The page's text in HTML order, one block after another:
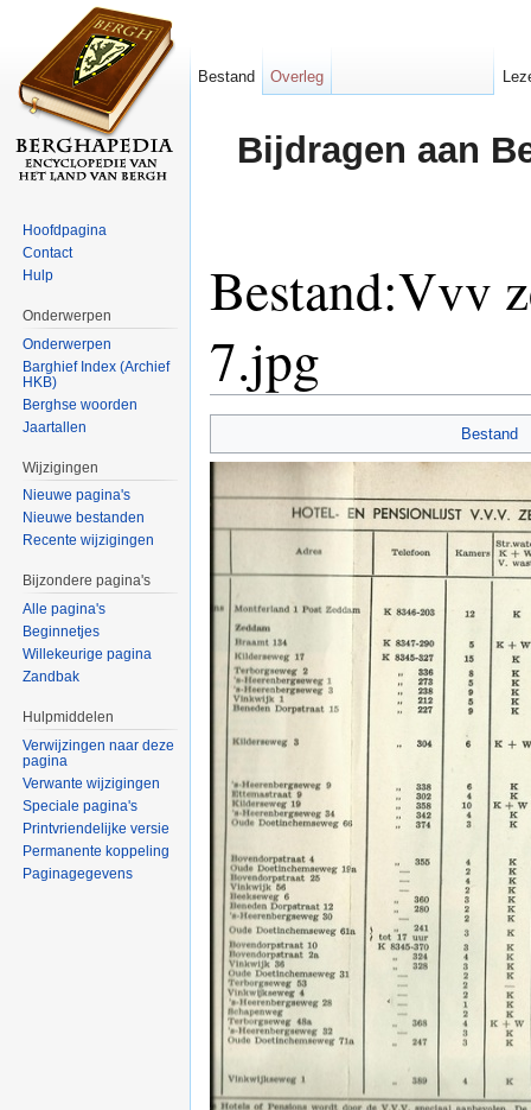
Bijdragen aan
Bestand:Vvv
7.jpg
Bestand
Bestand Overleg
Hoofdpagina
Contact
Hulp
Onderwerpen
Onderwerpen
Barghief Index (Archief
HKB)
Berghse woorden
Jaartallen
Wijzigingen
Nieuwe pagina's
Nieuwe bestanden
Recente wijzigingen
Bijzondere pagina's
Alle pagina's
Beginnetjes
Willekeurige pagina
Zandbak
Hulpmiddelen
Verwijzingen naar deze
pagina
Verwante wijzigingen
Speciale pagina's
Printvriendelijke versie
Permanente koppeling
Paginagegevens